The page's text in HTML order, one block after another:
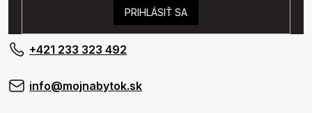
PRIHLÁSIŤ SA
+421 233 323 492
info@mojnabytok.sk